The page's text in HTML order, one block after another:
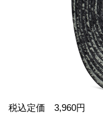
税込定価 3,960円